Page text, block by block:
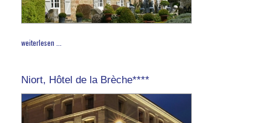
weiterlesen ...
Niort, Hôtel de la Brèche****